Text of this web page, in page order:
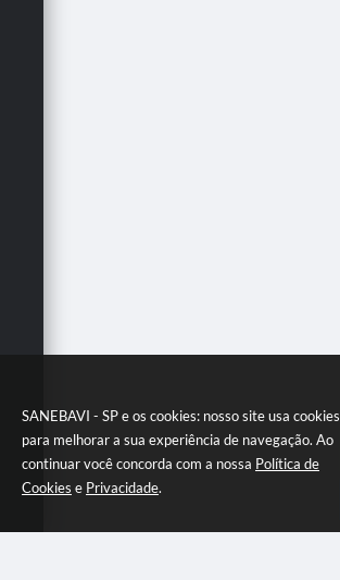
SANEBAVI - SP e os cookies: nosso site usa cookies
para melhorar a sua experiência de navegação. Ao
continuar você concorda com a nossa Política de
Cookies e Privacidade.